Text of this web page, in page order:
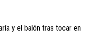
y el balón tras tocar en